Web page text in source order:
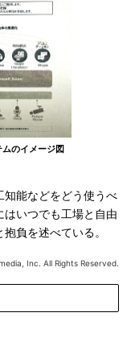
のイメージ図
能などをどう使うべ
はいつでも工場と自由
負を述べている。
Inc. All Rights Reserved.